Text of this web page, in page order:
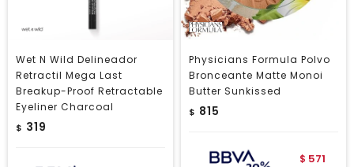
Wet N Wild Delineador
Retractil Mega Last
Breakup-Proof Retractable
Eyeliner Charcoal
$ 319
Physicians Formula Polvo
Bronceante Matte Monoi
Butter Sunkissed
$ 815
$ 571